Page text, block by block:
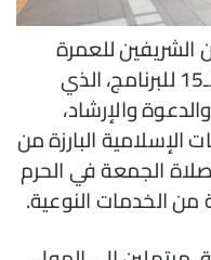
للعمرة
والزيارة، الذين يمثلون الدفعة الـ15 للبرنامج، الذي
والإرشاد،
الشخصيات الإسلامية البارزة من
صلاة الجمعة في الحرم
الخدمات النوعية.